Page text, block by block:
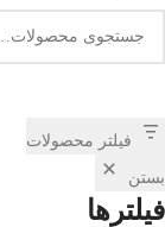
فیلتر محصولات
بستن
فیلترها